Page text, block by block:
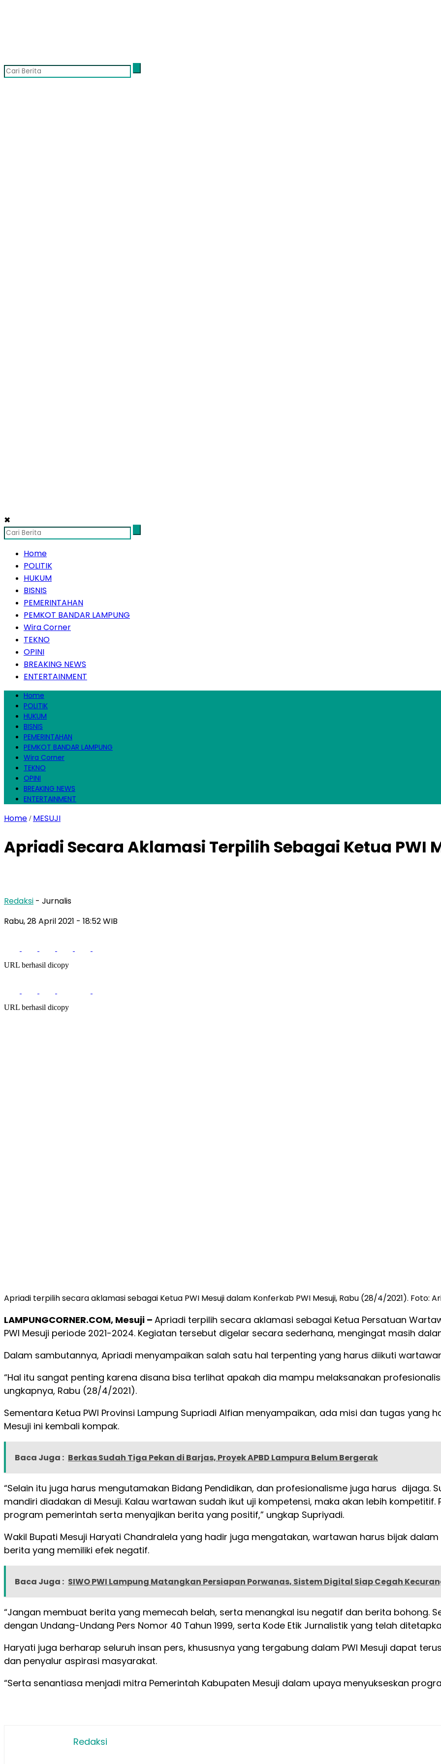
✖
Home
POLITIK
HUKUM
BISNIS
PEMERINTAHAN
PEMKOT BANDAR LAMPUNG
Wira Corner
TEKNO
OPINI
BREAKING NEWS
ENTERTAINMENT
Home
POLITIK
HUKUM
BISNIS
PEMERINTAHAN
PEMKOT BANDAR LAMPUNG
Wira Corner
TEKNO
OPINI
BREAKING NEWS
ENTERTAINMENT
Home / MESUJI
Apriadi Secara Aklamasi Terpilih Sebagai Ketua PWI
Redaksi - Jurnalis
Rabu, 28 April 2021 - 18:52 WIB
URL berhasil dicopy
URL berhasil dicopy
Apriadi terpilih secara aklamasi sebagai Ketua PWI Mesuji dalam Konferkab PWI Mesuji, Rabu (28/4/2021). Foto:
LAMPUNGCORNER.COM, Mesuji – Apriadi terpilih secara aklamasi sebagai Ketua Persatuan
PWI Mesuji periode 2021-2024. Kegiatan tersebut digelar secara sederhana, mengingat masih
Dalam sambutannya, Apriadi menyampaikan salah satu hal terpenting yang harus diikuti
“Hal itu sangat penting karena disana bisa terlihat apakah dia mampu melaksanakan
ungkapnya, Rabu (28/4/2021).
Sementara Ketua PWI Provinsi Lampung Supriadi Alfian menyampaikan, ada misi dan tugas yang
Mesuji ini kembali kompak.
Baca Juga : Berkas Sudah Tiga Pekan di Barjas, Proyek APBD Lampura Belum Bergerak
“Selain itu juga harus mengutamakan Bidang Pendidikan, dan profesionalisme juga harus dijaga.
mandiri diadakan di Mesuji. Kalau wartawan sudah ikut uji kompetensi, maka akan lebih
program pemerintah serta menyajikan berita yang positif,” ungkap Supriyadi.
Wakil Bupati Mesuji Haryati Chandralela yang hadir juga mengatakan, wartawan harus bijak
berita yang memiliki efek negatif.
Baca Juga : SIWO PWI Lampung Matangkan Persiapan Porwanas, Sistem Digital Siap Cegah
“Jangan membuat berita yang memecah belah, serta menangkal isu negatif dan berita bohong.
dengan Undang-Undang Pers Nomor 40 Tahun 1999, serta Kode Etik Jurnalistik yang telah
Haryati juga berharap seluruh insan pers, khususnya yang tergabung dalam PWI Mesuji dapat
dan penyalur aspirasi masyarakat.
“Serta senantiasa menjadi mitra Pemerintah Kabupaten Mesuji dalam upaya menyukseskan
Redaksi